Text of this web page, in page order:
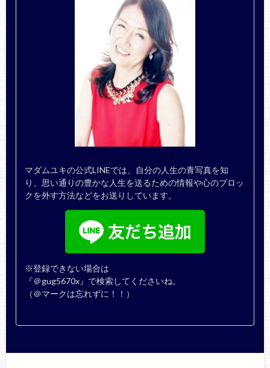
マダムユキの公式LINEでは、自分の人生の青写真を知
り、思い通りの豊かな人生を送るための情報や心のブロッ
クを外す方法などをお送りしています。
※登録できない場合は
『＠gug5670x』で検索してくださいね。
（＠マークは忘れずに！！）